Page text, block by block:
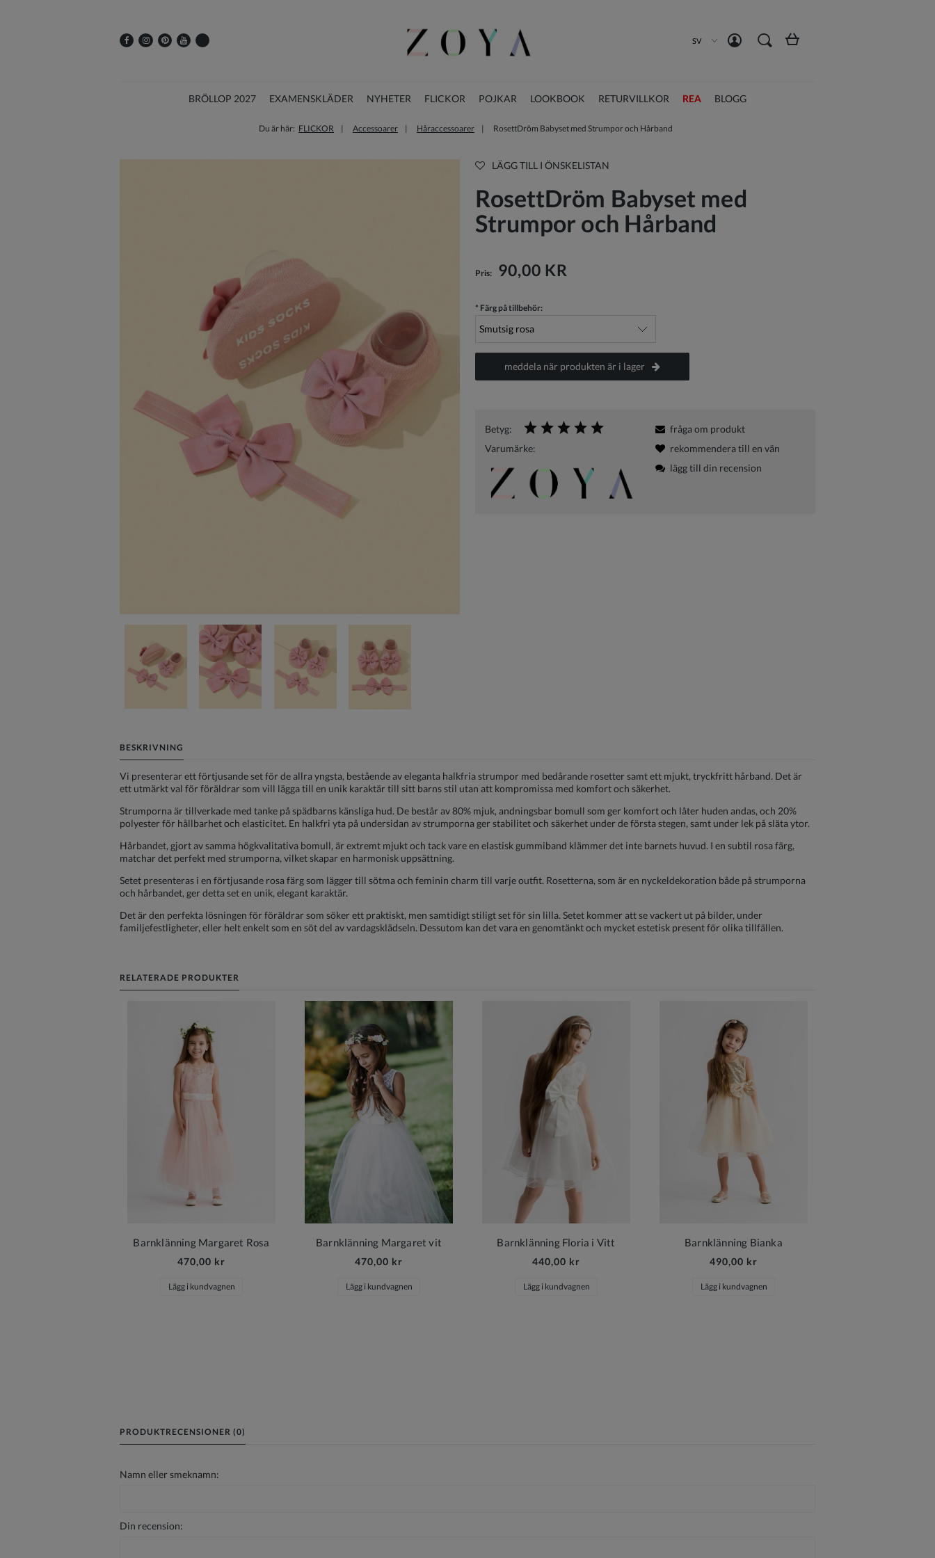
SV
BRÖLLOP 2027 EXAMENSKLÄDER NYHETER FLICKOR POJKAR LOOKBOOK RETURVILLKOR REA BLOGG
Du är här: FLICKOR Accessoarer Håraccessoarer RosettDröm Babyset med Strumpor och Hårband
LÄGG TILL I ÖNSKELISTAN
RosettDröm Babyset med
Strumpor och Hårband
Pris: 90,00 KR
* Färg på tillbehör:
meddela när produkten är i lager
Betyg:
Varumärke:
fråga om produkt
rekommendera till en vän
lägg till din recension
BESKRIVNING
Vi presenterar ett förtjusande set för de allra yngsta, bestående av eleganta halkfria strumpor med bedårande rosetter samt ett mjukt, tryckfritt hårband. Det är
ett utmärkt val för föräldrar som vill lägga till en unik karaktär till sitt barns stil utan att kompromissa med komfort och säkerhet.
Strumporna är tillverkade med tanke på spädbarns känsliga hud. De består av 80% mjuk, andningsbar bomull som ger komfort och låter huden andas, och 20%
polyester för hållbarhet och elasticitet. En halkfri yta på undersidan av strumporna ger stabilitet och säkerhet under de första stegen, samt under lek på släta ytor.
Hårbandet, gjort av samma högkvalitativa bomull, är extremt mjukt och tack vare en elastisk gummiband klämmer det inte barnets huvud. I en subtil rosa färg,
matchar det perfekt med strumporna, vilket skapar en harmonisk uppsättning.
Setet presenteras i en förtjusande rosa färg som lägger till sötma och feminin charm till varje outfit. Rosetterna, som är en nyckeldekoration både på strumporna
och hårbandet, ger detta set en unik, elegant karaktär.
Det är den perfekta lösningen för föräldrar som söker ett praktiskt, men samtidigt stiligt set för sin lilla. Setet kommer att se vackert ut på bilder, under
familjefestligheter, eller helt enkelt som en söt del av vardagsklädseln. Dessutom kan det vara en genomtänkt och mycket estetisk present för olika tillfällen.
RELATERADE PRODUKTER
Barnklänning Margaret Rosa
470,00 kr
Lägg i kundvagnen
Barnklänning Margaret vit
470,00 kr
Lägg i kundvagnen
Barnklänning Floria i Vitt
440,00 kr
Lägg i kundvagnen
Barnklänning Bianka
490,00 kr
Lägg i kundvagnen
PRODUKTRECENSIONER (0)
Namn eller smeknamn:
Din recension: